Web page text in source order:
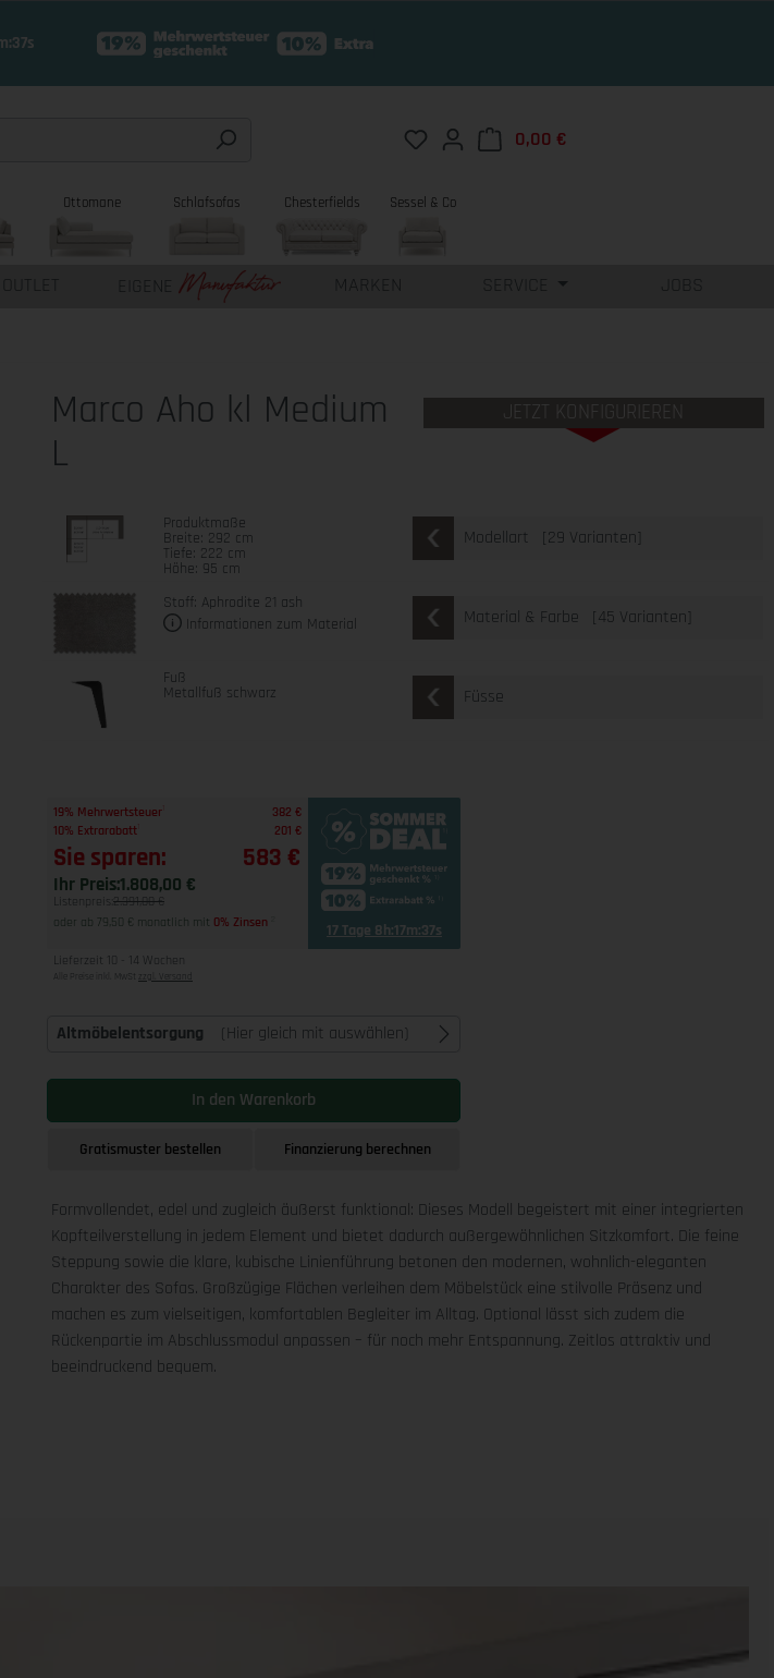
Du hast 0 Produkte auf dem Merkzettel
0,00 €
Ottomane Schlafsofas Chesterfields Sessel & Co
OUTLET EIGENE MARKEN SERVICE JOBS
Marco Aho kl Medium
L
JETZT KONFIGURIEREN
Produktmaße
Breite: 292 cm
Tiefe: 222 cm
Höhe: 95 cm
Modellart [29 Varianten]
Stoff: Aphrodite 21 ash
Informationen zum Material
Material & Farbe [45 Varianten]
Fuß
Metallfuß schwarz Füsse
19% Mehrwertsteuer
382 €
10% Extrarabatt
201 €
Sie sparen: 583 €
Ihr Preis:1.808,00 €
Listenpreis: 2.391,00 €
oder ab 79,50 € monatlich mit 0% Zinsen 17 Tage 8h:17m:35s
Lieferzeit 10 - 14 Wochen
Alle Preise inkl. MwSt zzgl. Versand
Altmöbelentsorgung (Hier gleich mit auswählen)
In den Warenkorb
Gratismuster bestellen Finanzierung berechnen
Formvollendet, edel und zugleich äußerst funktional: Dieses Modell begeistert mit einer integrierten
Kopfteilverstellung in jedem Element und bietet dadurch außergewöhnlichen Sitzkomfort. Die feine
Steppung sowie die klare, kubische Linienführung betonen den modernen, wohnlich-eleganten
Charakter des Sofas. Großzügige Flächen verleihen dem Möbelstück eine stilvolle Präsenz und
machen es zum vielseitigen, komfortablen Begleiter im Alltag. Optional lässt sich zudem die
Rückenpartie im Abschlussmodul anpassen – für noch mehr Entspannung. Zeitlos attraktiv und
beeindruckend bequem.